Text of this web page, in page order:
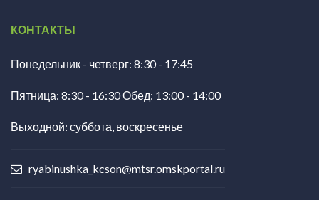
КОНТАКТЫ
Понедельник - четверг: 8:30 - 17:45
Пятница: 8:30 - 16:30 Обед: 13:00 - 14:00
Выходной: суббота, воскресенье
ryabinushka_kcson@mtsr.omskportal.ru